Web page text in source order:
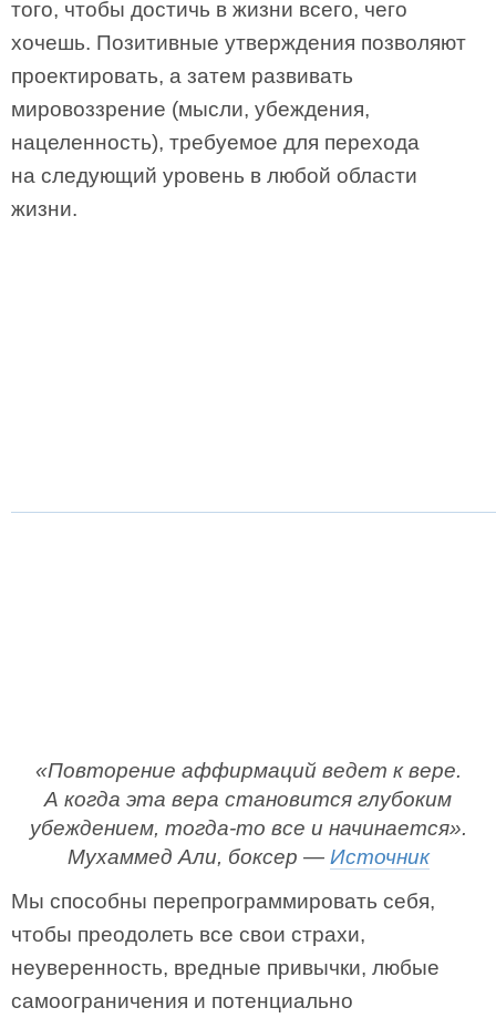
того, чтобы достичь в жизни всего, чего
хочешь. Позитивные утверждения позволяют
проектировать, а затем развивать
мировоззрение (мысли, убеждения,
нацеленность), требуемое для перехода
на следующий уровень в любой области
жизни.
«Повторение аффирмаций ведет к вере.
А когда эта вера становится глубоким
убеждением, тогда-то все и начинается».
Мухаммед Али, боксер — Источник
Мы способны перепрограммировать себя,
чтобы преодолеть все свои страхи,
неуверенность, вредные привычки, любые
самоограничения и потенциально